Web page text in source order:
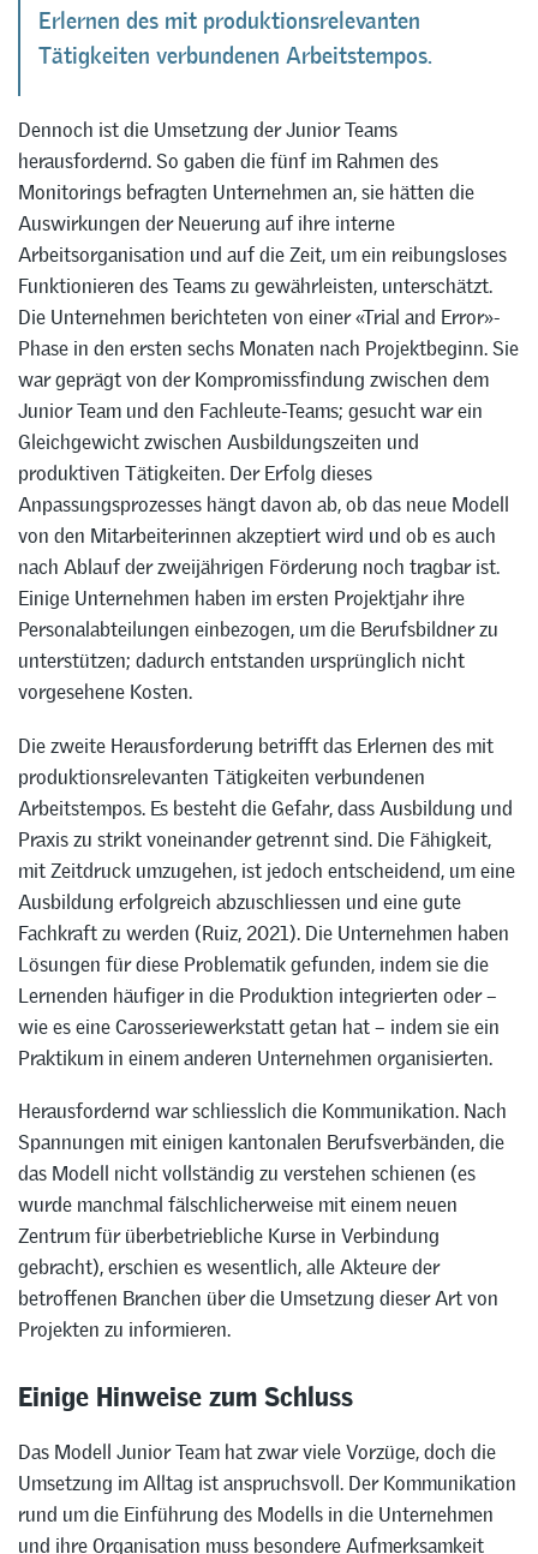
Erlernen des mit produktionsrelevanten
Tätigkeiten verbundenen Arbeitstempos.
Dennoch ist die Umsetzung der Junior Teams
herausfordernd. So gaben die fünf im Rahmen des
Monitorings befragten Unternehmen an, sie hätten die
Auswirkungen der Neuerung auf ihre interne
Arbeitsorganisation und auf die Zeit, um ein reibungsloses
Funktionieren des Teams zu gewährleisten, unterschätzt.
Die Unternehmen berichteten von einer «Trial and Error»-
Phase in den ersten sechs Monaten nach Projektbeginn. Sie
war geprägt von der Kompromissfindung zwischen dem
Junior Team und den Fachleute-Teams; gesucht war ein
Gleichgewicht zwischen Ausbildungszeiten und
produktiven Tätigkeiten. Der Erfolg dieses
Anpassungsprozesses hängt davon ab, ob das neue Modell
von den Mitarbeiterinnen akzeptiert wird und ob es auch
nach Ablauf der zweijährigen Förderung noch tragbar ist.
Einige Unternehmen haben im ersten Projektjahr ihre
Personalabteilungen einbezogen, um die Berufsbildner zu
unterstützen; dadurch entstanden ursprünglich nicht
vorgesehene Kosten.
Die zweite Herausforderung betrifft das Erlernen des mit
produktionsrelevanten Tätigkeiten verbundenen
Arbeitstempos. Es besteht die Gefahr, dass Ausbildung und
Praxis zu strikt voneinander getrennt sind. Die Fähigkeit,
mit Zeitdruck umzugehen, ist jedoch entscheidend, um eine
Ausbildung erfolgreich abzuschliessen und eine gute
Fachkraft zu werden (Ruiz, 2021). Die Unternehmen haben
Lösungen für diese Problematik gefunden, indem sie die
Lernenden häufiger in die Produktion integrierten oder –
wie es eine Carosseriewerkstatt getan hat – indem sie ein
Praktikum in einem anderen Unternehmen organisierten.
Herausfordernd war schliesslich die Kommunikation. Nach
Spannungen mit einigen kantonalen Berufsverbänden, die
das Modell nicht vollständig zu verstehen schienen (es
wurde manchmal fälschlicherweise mit einem neuen
Zentrum für überbetriebliche Kurse in Verbindung
gebracht), erschien es wesentlich, alle Akteure der
betroffenen Branchen über die Umsetzung dieser Art von
Projekten zu informieren.
Einige Hinweise zum Schluss
Das Modell Junior Team hat zwar viele Vorzüge, doch die
Umsetzung im Alltag ist anspruchsvoll. Der Kommunikation
rund um die Einführung des Modells in die Unternehmen
und ihre Organisation muss besondere Aufmerksamkeit